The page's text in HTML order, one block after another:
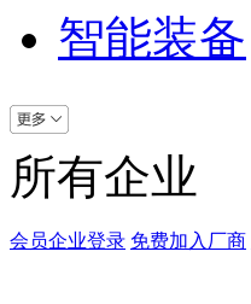
智能装备
所有企业
会员企业登录 免费加入厂商